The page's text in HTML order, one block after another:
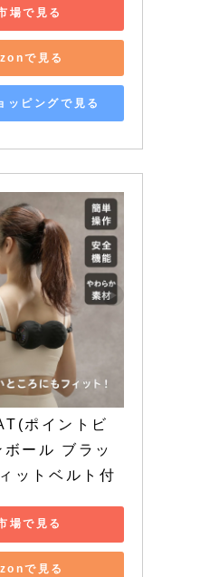
場で見る
で見る
ピングで見る
ポイントビ
ール ブラッ
ットベルト付
場で見る
で見る